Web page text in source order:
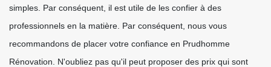
simples. Par conséquent, il est utile de les confier à des
professionnels en la matière. Par conséquent, nous vous
recommandons de placer votre confiance en Prudhomme
Rénovation. N'oubliez pas qu'il peut proposer des prix qui sont